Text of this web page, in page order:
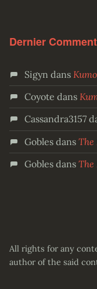
Dernier
Sigyn dans
Coyote dans
Cassandra3157
Goblesdans The
Goblesdans The
All rights for any
author of the said